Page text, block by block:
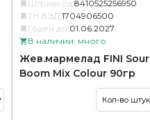
Штрихкод: 8410525256950
ТН ВЭД: 1704906500
Годен до: 01.06.2027
В наличии: много
Жев.мармелад FINI Sour
Boom Mix Colour 90гр